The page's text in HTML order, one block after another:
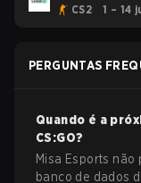
Europe
CS2 1 – 14
PERGUNTAS
Quando é a
CS:GO?
Misa Esports
banco de dados